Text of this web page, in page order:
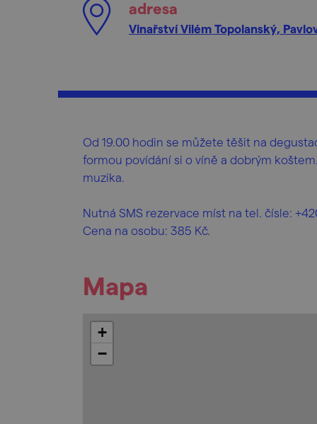
adresa
Vinařství Vilém Topolanský,
Od 19.00 hodin se můžete těšit na
formou povídání si o víně a dobrým
muzika.
Nutná SMS rezervace míst na tel. čísle:
Cena na osobu: 385 Kč.
Mapa
+
−